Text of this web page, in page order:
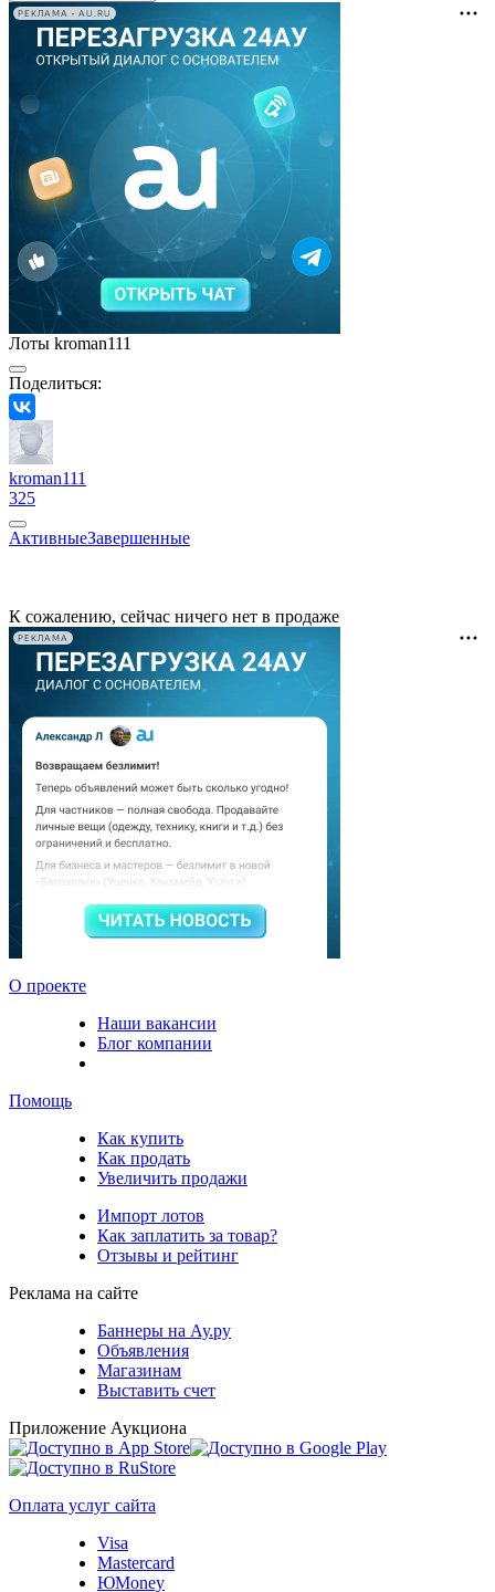
РЕКЛАМА • AU.RU
Лоты kroman111
Поделиться:
kroman111
325
АктивныеЗавершенные
К сожалению, сейчас ничего нет в продаже
РЕКЛАМА
О проекте
Наши вакансии
Блог компании
Помощь
Как купить
Как продать
Увеличить продажи
Импорт лотов
Как заплатить за товар?
Отзывы и рейтинг
Реклама на сайте
Баннеры на Ау.ру
Объявления
Магазинам
Выставить счет
Приложение Аукциона
Оплата услуг сайта
Visa
Mastercard
ЮMoney